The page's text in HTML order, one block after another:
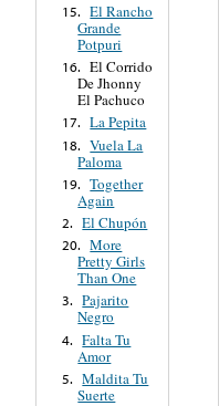
15. El Rancho
Grande
Potpuri
16. El Corrido
De Jhonny
El Pachuco
17. La Pepita
18. Vuela La
Paloma
19. Together
Again
2. El Chupón
20. More
Pretty Girls
Than One
3. Pajarito
Negro
4. Falta Tu
Amor
5. Maldita Tu
Suerte